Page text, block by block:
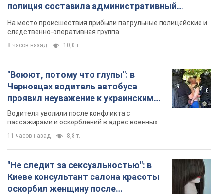
полиция составила административный
протокол. Видео
На место происшествия прибыли патрульные полицейские и
следственно-оперативная группа
8 часов назад 10,0 т.
"Воюют, потому что глупы": в
Черновцах водитель автобуса
проявил неуважение к украинским
военным и поплатился за это.
Видео
Водителя уволили после конфликта с
пассажирами и оскорблений в адрес военных
11 часов назад 8,8 т.
"Не следит за сексуальностью": в
Киеве консультант салона красоты
оскорбил женщину после